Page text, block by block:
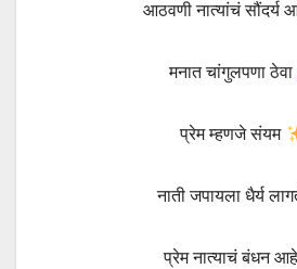
आठवणी नात्यांचं सौंदर्य
मनात चांगुलपणा ठेवा
प्रेम म्हणजे संयम
नाती जपायला धैर्य
प्रेम नात्याचं बंधन आहे